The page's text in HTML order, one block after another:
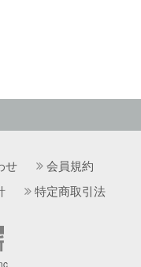
せ
会員規約
特定商取引法